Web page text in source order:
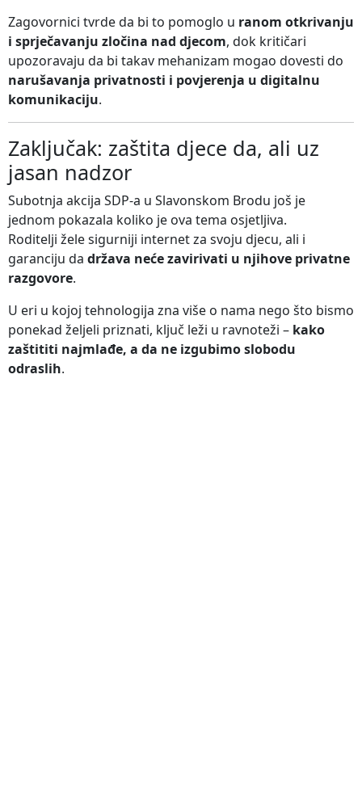
Zagovornici tvrde da bi to pomoglo u ranom otkrivanju
i sprječavanju zločina nad djecom, dok kritičari
upozoravaju da bi takav mehanizam mogao dovesti do
narušavanja privatnosti i povjerenja u digitalnu
komunikaciju.
Zaključak: zaštita djece da, ali uz
jasan nadzor
Subotnja akcija SDP-a u Slavonskom Brodu još je
jednom pokazala koliko je ova tema osjetljiva.
Roditelji žele sigurniji internet za svoju djecu, ali i
garanciju da država neće zavirivati u njihove privatne
razgovore.
U eri u kojoj tehnologija zna više o nama nego što bismo
ponekad željeli priznati, ključ leži u ravnoteži – kako
zaštititi najmlađe, a da ne izgubimo slobodu
odraslih.